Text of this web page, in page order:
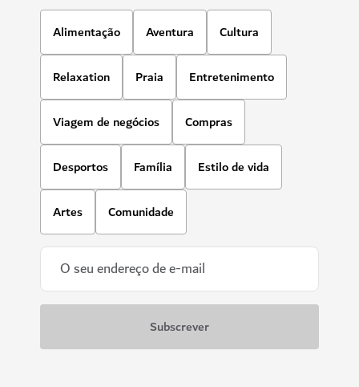
Alimentação Aventura Cultura
Relaxation Praia Entretenimento
Viagem de negócios Compras
Desportos Família Estilo de vida
Artes Comunidade